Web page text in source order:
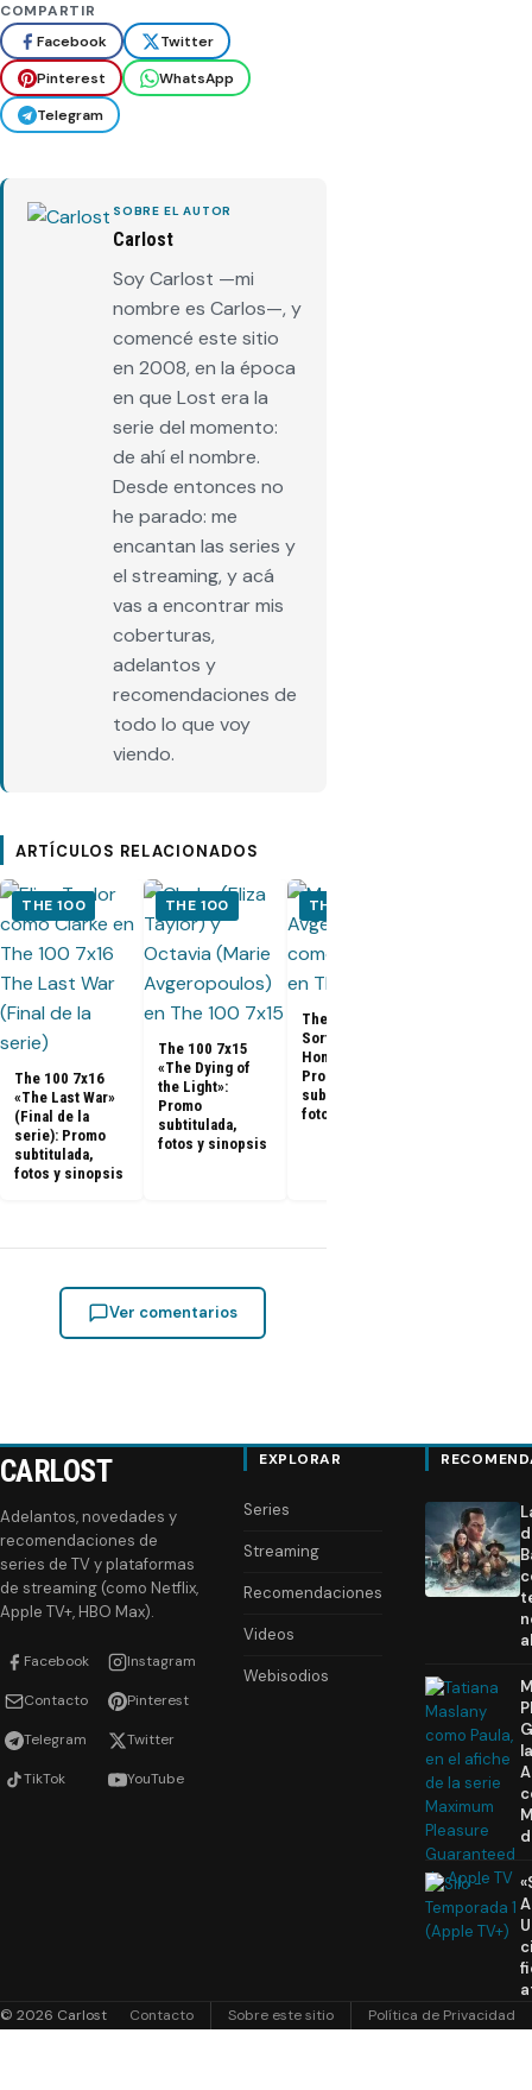
COMPARTIR
Facebook
Twitter
Pinterest
WhatsApp
Telegram
SOBRE EL AUTOR
Carlost
Soy Carlost —mi
nombre es Carlos—, y
comencé este sitio
en 2008, en la época
en que Lost era la
serie del momento:
de ahí el nombre.
Desde entonces no
he parado: me
encantan las series y
el streaming, y acá
vas a encontrar mis
coberturas,
adelantos y
recomendaciones de
todo lo que voy
viendo.
ARTÍCULOS RELACIONADOS
THE 100
The 100 7x16
«The Last War»
(Final de la
serie): Promo
subtitulada,
fotos y sinopsis
THE 100
The 100 7x15
«The Dying of
the Light»:
Promo
subtitulada,
fotos y sinopsis
THE 100
The 100 7x14 «A
Sort of
Homecoming»:
Promo
subtitulada,
fotos y sinopsis
Ver comentarios
CARLOST
Adelantos, novedades y
recomendaciones de
series de TV y plataformas
de streaming (como Netflix,
Apple TV+, HBO Max).
Facebook Instagram
Contacto Pinterest
Telegram Twitter
TikTok YouTube
EXPLORAR
Series
Streaming
Recomendaciones
Videos
Webisodios
© 2026 Carlost Contacto Sobre este sitio Política de Privacidad